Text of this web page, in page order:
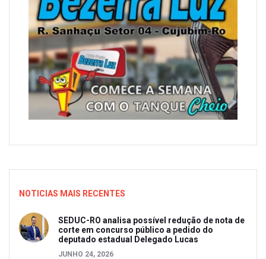
NOTICIAS MAIS RECENTES
SEDUC-RO analisa possível redução de nota de
corte em concurso público a pedido do
deputado estadual Delegado Lucas
JUNHO 24, 2026